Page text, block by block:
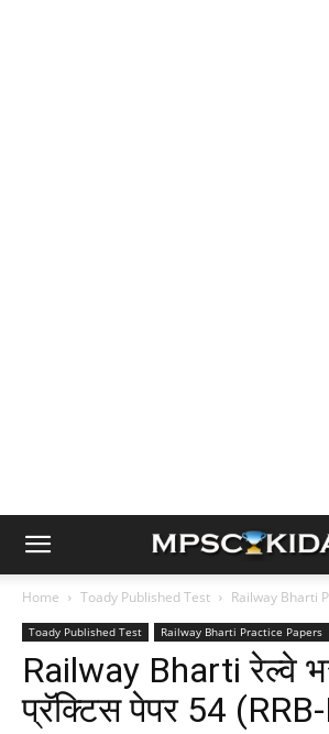
Home Toady Published Test Railway Bharti
Toady Published Test Railway Bharti Practice Papers
Railway Bharti रेल्वे
प्रॅक्टिस पेपर 54